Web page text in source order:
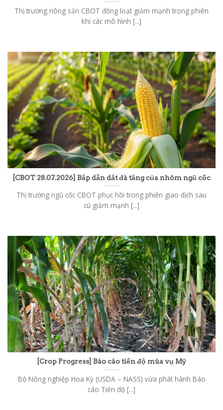
Thị trường nông sản CBOT đồng loạt giảm mạnh trong phiên
khi các mô hình [...]
[CBOT 28.07.2026] Bắp dẫn dắt đà tăng của nhóm ngũ cốc
Thị trường ngũ cốc CBOT phục hồi trong phiên giao dịch sau
cú giảm mạnh [...]
[Crop Progress] Báo cáo tiến độ mùa vụ Mỹ
Bộ Nông nghiệp Hoa Kỳ (USDA – NASS) vừa phát hành Báo
cáo Tiến độ [...]